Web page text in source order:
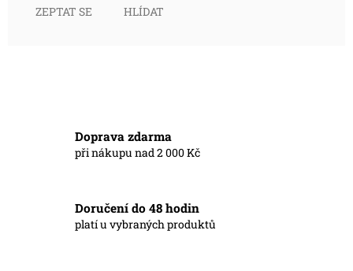
ZEPTAT SE HLÍDAT
Doprava zdarma
při nákupu nad 2 000 Kč
Doručení do 48 hodin
platí u vybraných produktů